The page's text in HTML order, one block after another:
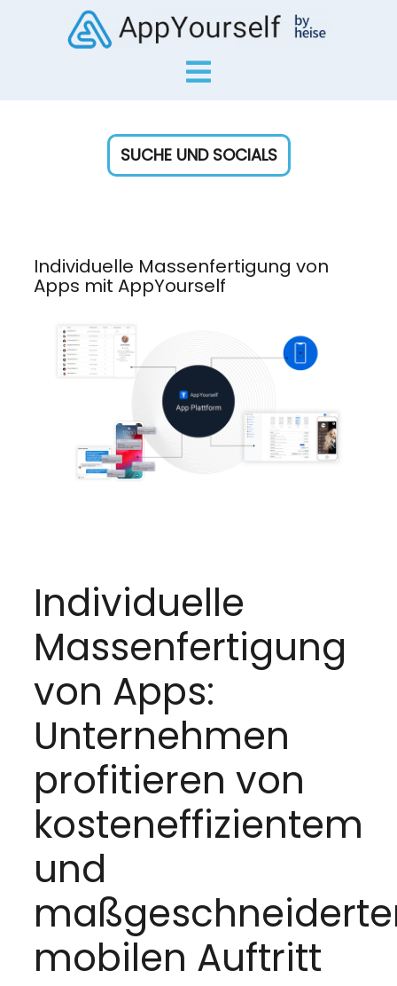
Individuelle Massenfertigung von
Apps mit AppYourself
Individuelle
Massenfertigung
von Apps:
Unternehmen
profitieren von
kosteneffizientem
und
mobilen Auftritt
SUCHE UND SOCIALS